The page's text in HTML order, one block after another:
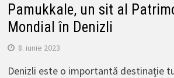
Pamukkale, un sit al
Mondial în Denizli
8. iunie 2023
Denizli este o importantă destinație